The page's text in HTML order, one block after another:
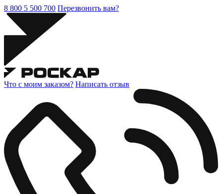
8 800 5 500 700 Перезвонить вам?
Что с моим заказом? Написать отзыв